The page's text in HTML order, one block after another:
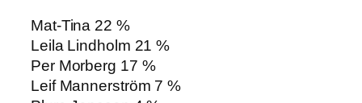
Mat-Tina 22 %
Leila Lindholm 21 %
Per Morberg 17 %
Leif Mannerström 7 %